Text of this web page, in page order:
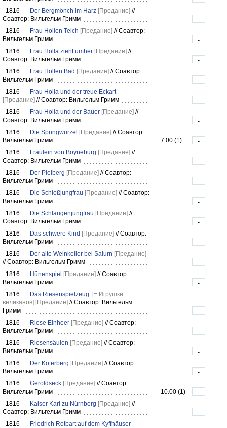
1816
Der Bergmönch im Harz [Предание] //
Соавтор: Вильгельм Гримм
-
1816
Frau Hollen Teich [Предание] //Соавтор:
Вильгельм Гримм
-
1816
Frau Holla zieht umher [Предание] //
Соавтор: Вильгельм Гримм
-
1816
Frau Hollen Bad [Предание] //Соавтор:
Вильгельм Гримм
-
1816
Frau Holla und der treue Eckart
[Предание] //Соавтор: Вильгельм Гримм
-
1816
Frau Holla und der Bauer [Предание] //
Соавтор: Вильгельм Гримм
-
1816
Die Springwurzel [Предание] //Соавтор:
Вильгельм Гримм
7.00 (1)
-
1816
Fräulein von Boyneburg [Предание] //
Соавтор: Вильгельм Гримм
-
1816
Der Pielberg [Предание] //Соавтор:
Вильгельм Гримм
-
1816
Die Schloßjungfrau [Предание] //Соавтор:
Вильгельм Гримм
-
1816
Die Schlangenjungfrau [Предание] //
Соавтор: Вильгельм Гримм
-
1816
Das schwere Kind [Предание] //Соавтор:
Вильгельм Гримм
-
1816
Der alte Weinkeller bei Salurn [Предание]
//Соавтор: Вильгельм Гримм
-
1816
Hünenspiel [Предание] //Соавтор:
Вильгельм Гримм
-
1816
Das Riesenspielzeug
[= Игрушки
великанов] [Предание] //Соавтор: Вильгельм
Гримм
-
1816
Riese Einheer [Предание] //Соавтор:
Вильгельм Гримм
-
1816
Riesensäulen [Предание] //Соавтор:
Вильгельм Гримм
-
1816
Der Köterberg [Предание] //Соавтор:
Вильгельм Гримм
-
1816
Geroldseck [Предание] //Соавтор:
Вильгельм Гримм
10.00 (1)
-
1816
Kaiser Karl zu Nürnberg [Предание] //
Соавтор: Вильгельм Гримм
-
1816
Friedrich Rotbart auf dem Kyffhäuser